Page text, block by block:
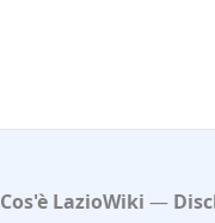
Cos'è LazioWiki